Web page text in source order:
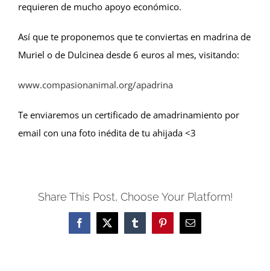
requieren de mucho apoyo económico.
Así que te proponemos que te conviertas en madrina de
Muriel o de Dulcinea desde 6 euros al mes, visitando:
www.compasionanimal.org/apadrina
Te enviaremos un certificado de amadrinamiento por
email con una foto inédita de tu ahijada <3
Share This Post, Choose Your Platform!
Facebook
X TumblrPinterestCorreo
electrónico